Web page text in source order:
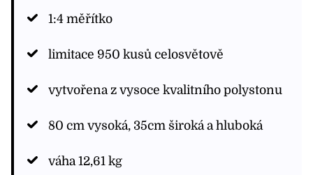
1:4 měřítko
limitace 950 kusů celosvětově
vytvořena z vysoce kvalitního polystonu
80 cm vysoká, 35cm široká a hluboká
váha 12,61 kg